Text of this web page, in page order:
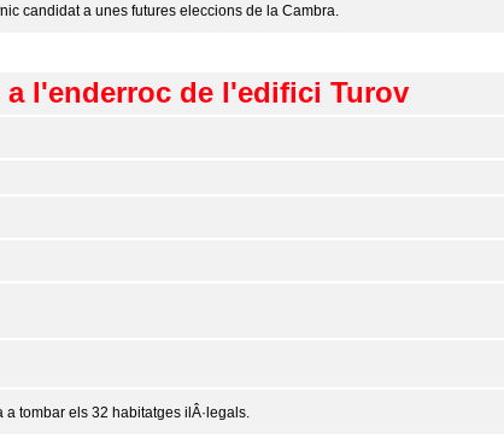
candidat a unes futures eleccions de la Cambra.
l'enderroc de l'edifici Turov
tombar els 32 habitatges ilÂ·legals.